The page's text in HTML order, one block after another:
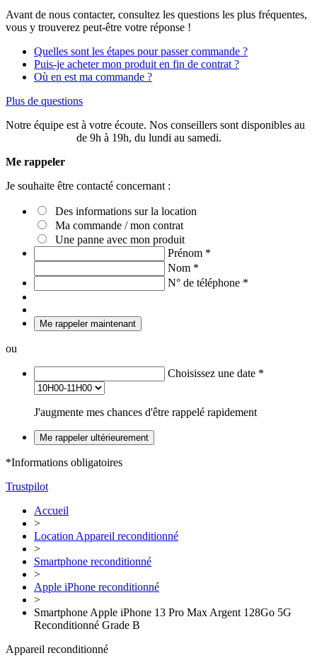
Avant de nous contacter, consultez les questions les plus fréquentes,
vous y trouverez peut-être votre réponse !
Quelles sont les étapes pour passer commande ?
Puis-je acheter mon produit en fin de contrat ?
Où en est ma commande ?
Plus de questions
Notre équipe est à votre écoute. Nos conseillers sont disponibles au
de 9h à 19h, du lundi au samedi.
Me rappeler
Je souhaite être contacté concernant :
Des informations sur la location
Ma commande / mon contrat
Une panne avec mon produit
Prénom *
Nom *
N° de téléphone *
Me rappeler maintenant
ou
Choisissez une date *
J'augmente mes chances d'être rappelé rapidement
Me rappeler ultérieurement
*Informations obligatoires
Trustpilot
Accueil
>
Location Appareil reconditionné
>
Smartphone reconditionné
>
Apple iPhone reconditionné
>
Smartphone Apple iPhone 13 Pro Max Argent 128Go 5G
Reconditionné Grade B
Appareil reconditionné